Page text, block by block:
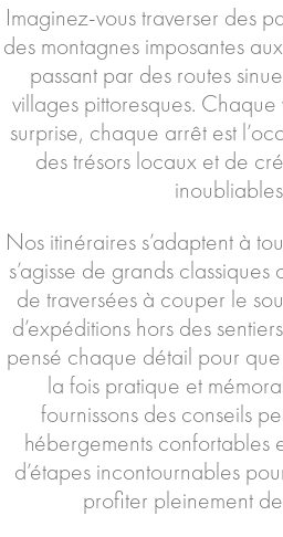
Imaginez-vous traverser des
des montagnes imposantes
passant par des routes
villages pittoresques.
surprise, chaque arrêt est
des trésors locaux et de
Nos itinéraires s’adaptent à
s’agisse de grands
de traversées à couper le
d’expéditions hors des
pensé chaque détail pour
la fois pratique et
fournissons des conseils
hébergements confortables
d’étapes incontournables
profiter pleinement de